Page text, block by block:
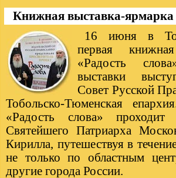
Книжная выставка-ярмарка
16 июня в
первая книжная
«Радость
выставки
Совет Русской
Тобольско-Тюменская
«Радость слова» проходит
Святейшего Патриарха
Кирилла, путешествуя в
не только по областным
другие города России.